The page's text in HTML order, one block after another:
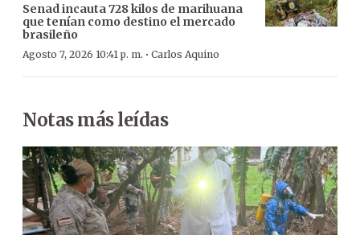
Senad incauta 728 kilos de marihuana
que tenían como destino el mercado
brasileño
Agosto 7, 2026 10:41 p. m. · Carlos Aquino
Notas más leídas